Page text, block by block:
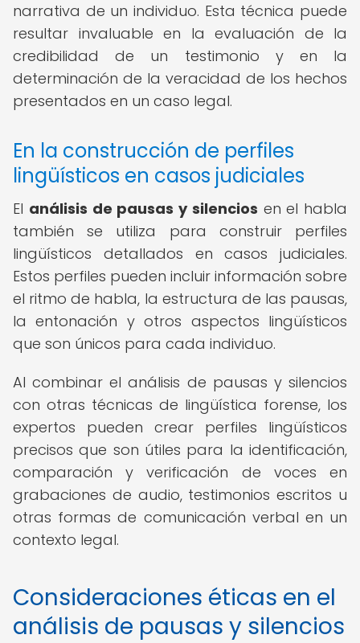
narrativa de un individuo. Esta técnica puede
resultar invaluable en la evaluación de la
credibilidad de un testimonio y en la
determinación de la veracidad de los hechos
presentados en un caso legal.
En la construcción de perfiles
lingüísticos en casos judiciales
El análisis de pausas y silencios en el habla
también se utiliza para construir perfiles
lingüísticos detallados en casos judiciales.
Estos perfiles pueden incluir información sobre
el ritmo de habla, la estructura de las pausas,
la entonación y otros aspectos lingüísticos
que son únicos para cada individuo.
Al combinar el análisis de pausas y silencios
con otras técnicas de lingüística forense, los
expertos pueden crear perfiles lingüísticos
precisos que son útiles para la identificación,
comparación y verificación de voces en
grabaciones de audio, testimonios escritos u
otras formas de comunicación verbal en un
contexto legal.
Consideraciones éticas en el
análisis de pausas y silencios